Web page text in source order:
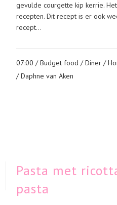
gevulde courgette kip kerrie.
recepten. Dit recept is er ook
recept...
07:00 /Budget food /Diner /
/ Daphne van Aken
Pasta met
pasta